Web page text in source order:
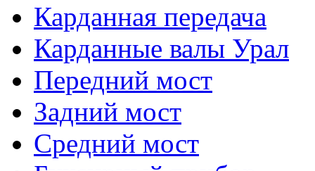
Карданная передача
Карданные валы Урал
Передний мост
Задний мост
Средний мост